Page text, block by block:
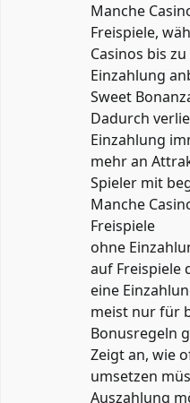
Manche
Freispiele,
Casinos bis
Einzahlung
Sweet
Dadurch
Einzahlung
mehr an
Spieler mit
Manche
Freispiele
ohne
auf Freispiele
eine
meist nur für
Bonusregeln
Zeigt an, wie
umsetzen
Auszahlung